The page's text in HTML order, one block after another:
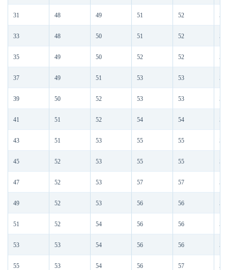
31 48 49 51 52 53
33 48 50 51 52 53
35 49 50 52 52 53
37 49 51 53 53 54
39 50 52 53 53 55
41 51 52 54 54 55
43 51 53 55 55 56
45 52 53 55 55 57
47 52 53 57 57 57
49 52 53 56 56 57
51 52 54 56 56 57
53 53 54 56 56 58
55 53 54 56 57 58